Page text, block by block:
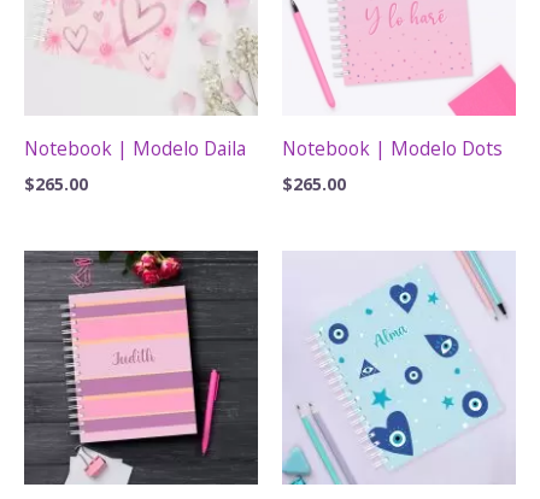
Notebook | Modelo Daila
$265.00
Notebook | Modelo Dots
$265.00